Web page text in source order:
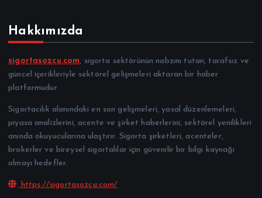
Hakkımızda
sigortasozcu.com, sigorta sektörünün nabzını tutan, tarafsız ve
güncel içerikleriyle sektörel gelişmeleri aktaran bir haber
platformudur.
Sigortacılık alanındaki en son gelişmeleri, yasal düzenlemeleri,
piyasa analizlerini, acente ve şirket haberlerini, sektörel yenilikleri
anında okuyucularına ulaştırır. Sigorta şirketleri, acenteler,
brokerler ve bireysel sigortalılar için güvenilir bir bilgi kaynağı
olmayı hedefler.
https://sigortasozcu.com/